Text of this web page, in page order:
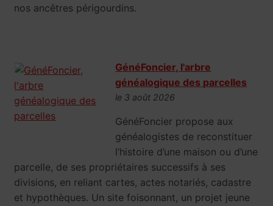
nos ancêtres périgourdins.
GénéFoncier, l'arbre
généalogique des parcelles
le 3 août 2026
GénéFoncier propose aux
généalogistes de reconstituer
l’histoire d’une maison ou d’une
parcelle, de ses propriétaires successifs à ses
divisions, en reliant cartes, actes notariés, cadastre
et hypothèques. Un site foisonnant, un projet jeune